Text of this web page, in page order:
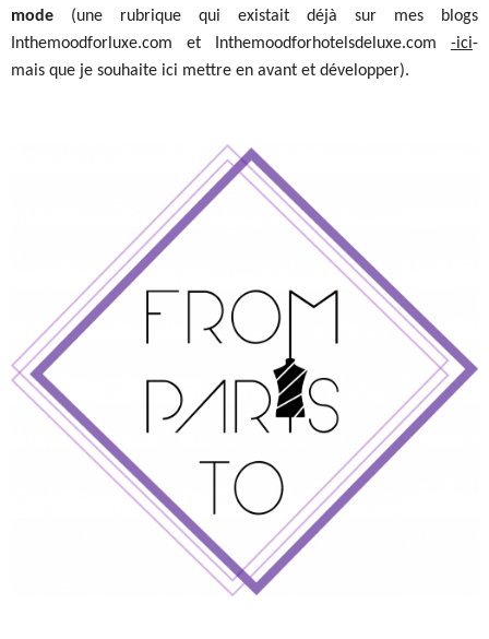
mode (une rubrique qui existait déjà sur mes blogs
Inthemoodforluxe.com et Inthemoodforhotelsdeluxe.com -ici-
mais que je souhaite ici mettre en avant et développer).